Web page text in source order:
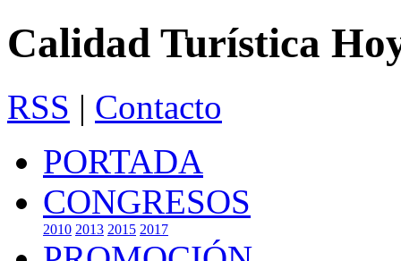
Calidad Turística
RSS | Contacto
PORTADA
CONGRESOS
2010 2013 2015 2017